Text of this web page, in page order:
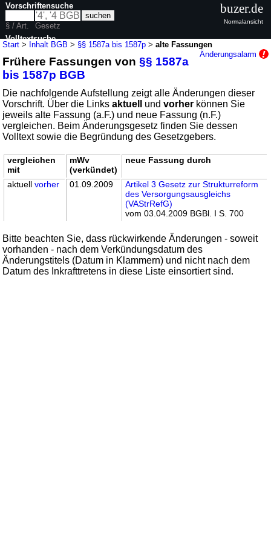
Start > Inhalt BGB > §§ 1587a bis 1587p >alte Fassungen
Änderungsalarm
Frühere Fassungen von§§ 1587a
bis 1587p BGB
Die nachfolgende Aufstellung zeigt alle Änderungen dieser
Vorschrift. Über die Linksaktuell undvorher können Sie
jeweils alte Fassung (a.F.) und neue Fassung (n.F.)
vergleichen. Beim Änderungsgesetz finden Sie dessen
Volltext sowie die Begründung des Gesetzgebers.
vergleichen
mit
mWv
(verkündet)
neue Fassung durch
aktuellvorher 01.09.2009
Artikel 3 Gesetz zur Strukturreform
des Versorgungsausgleichs
(VAStrRefG)
vom 03.04.2009 BGBl. I S. 700
Bitte beachten Sie, dass rückwirkende Änderungen - soweit
vorhanden - nach dem Verkündungsdatum des
Änderungstitels (Datum in Klammern) und nicht nach dem
Datum des Inkrafttretens in diese Liste einsortiert sind.
Vorschriftensuche
§ / Art.
Gesetz
Volltextsuche
nur in BGB
buzer.de
Normalansicht